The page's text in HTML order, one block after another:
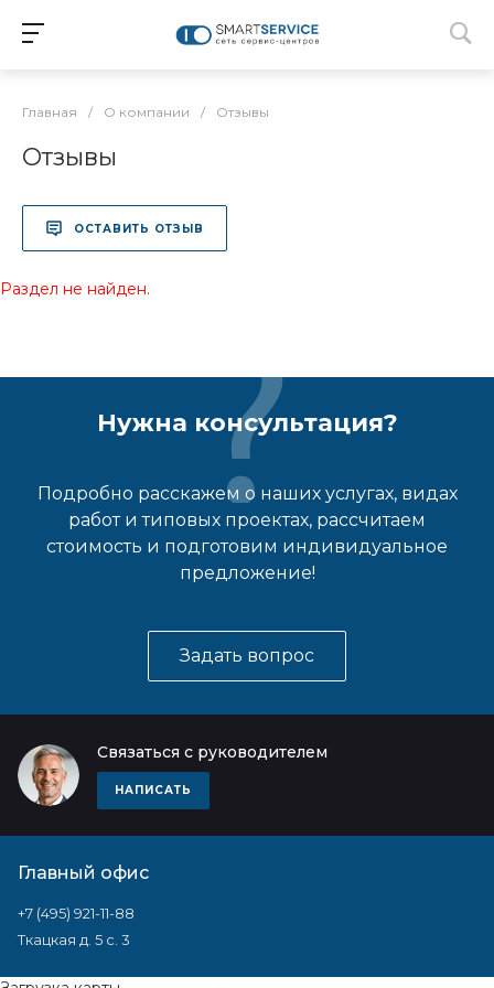
Главная / О компании / Отзывы
Отзывы
ОСТАВИТЬ ОТЗЫВ
Раздел не найден.
Нужна консультация?
Подробно расскажем о наших услугах, видах
работ и типовых проектах, рассчитаем
стоимость и подготовим индивидуальное
предложение!
Задать вопрос
Связаться с руководителем
НАПИСАТЬ
Главный офис
+7 (495) 921-11-88
Ткацкая д. 5 с. 3